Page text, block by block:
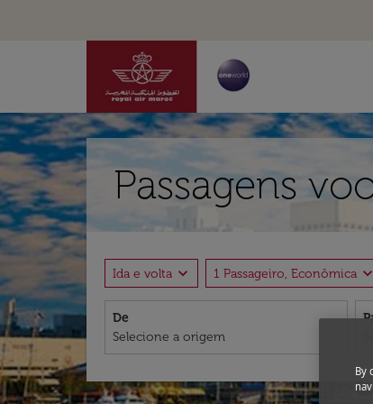
Passagens
Ida e volta expand_more 1 Passageiro, Econômica expand_more
De
By